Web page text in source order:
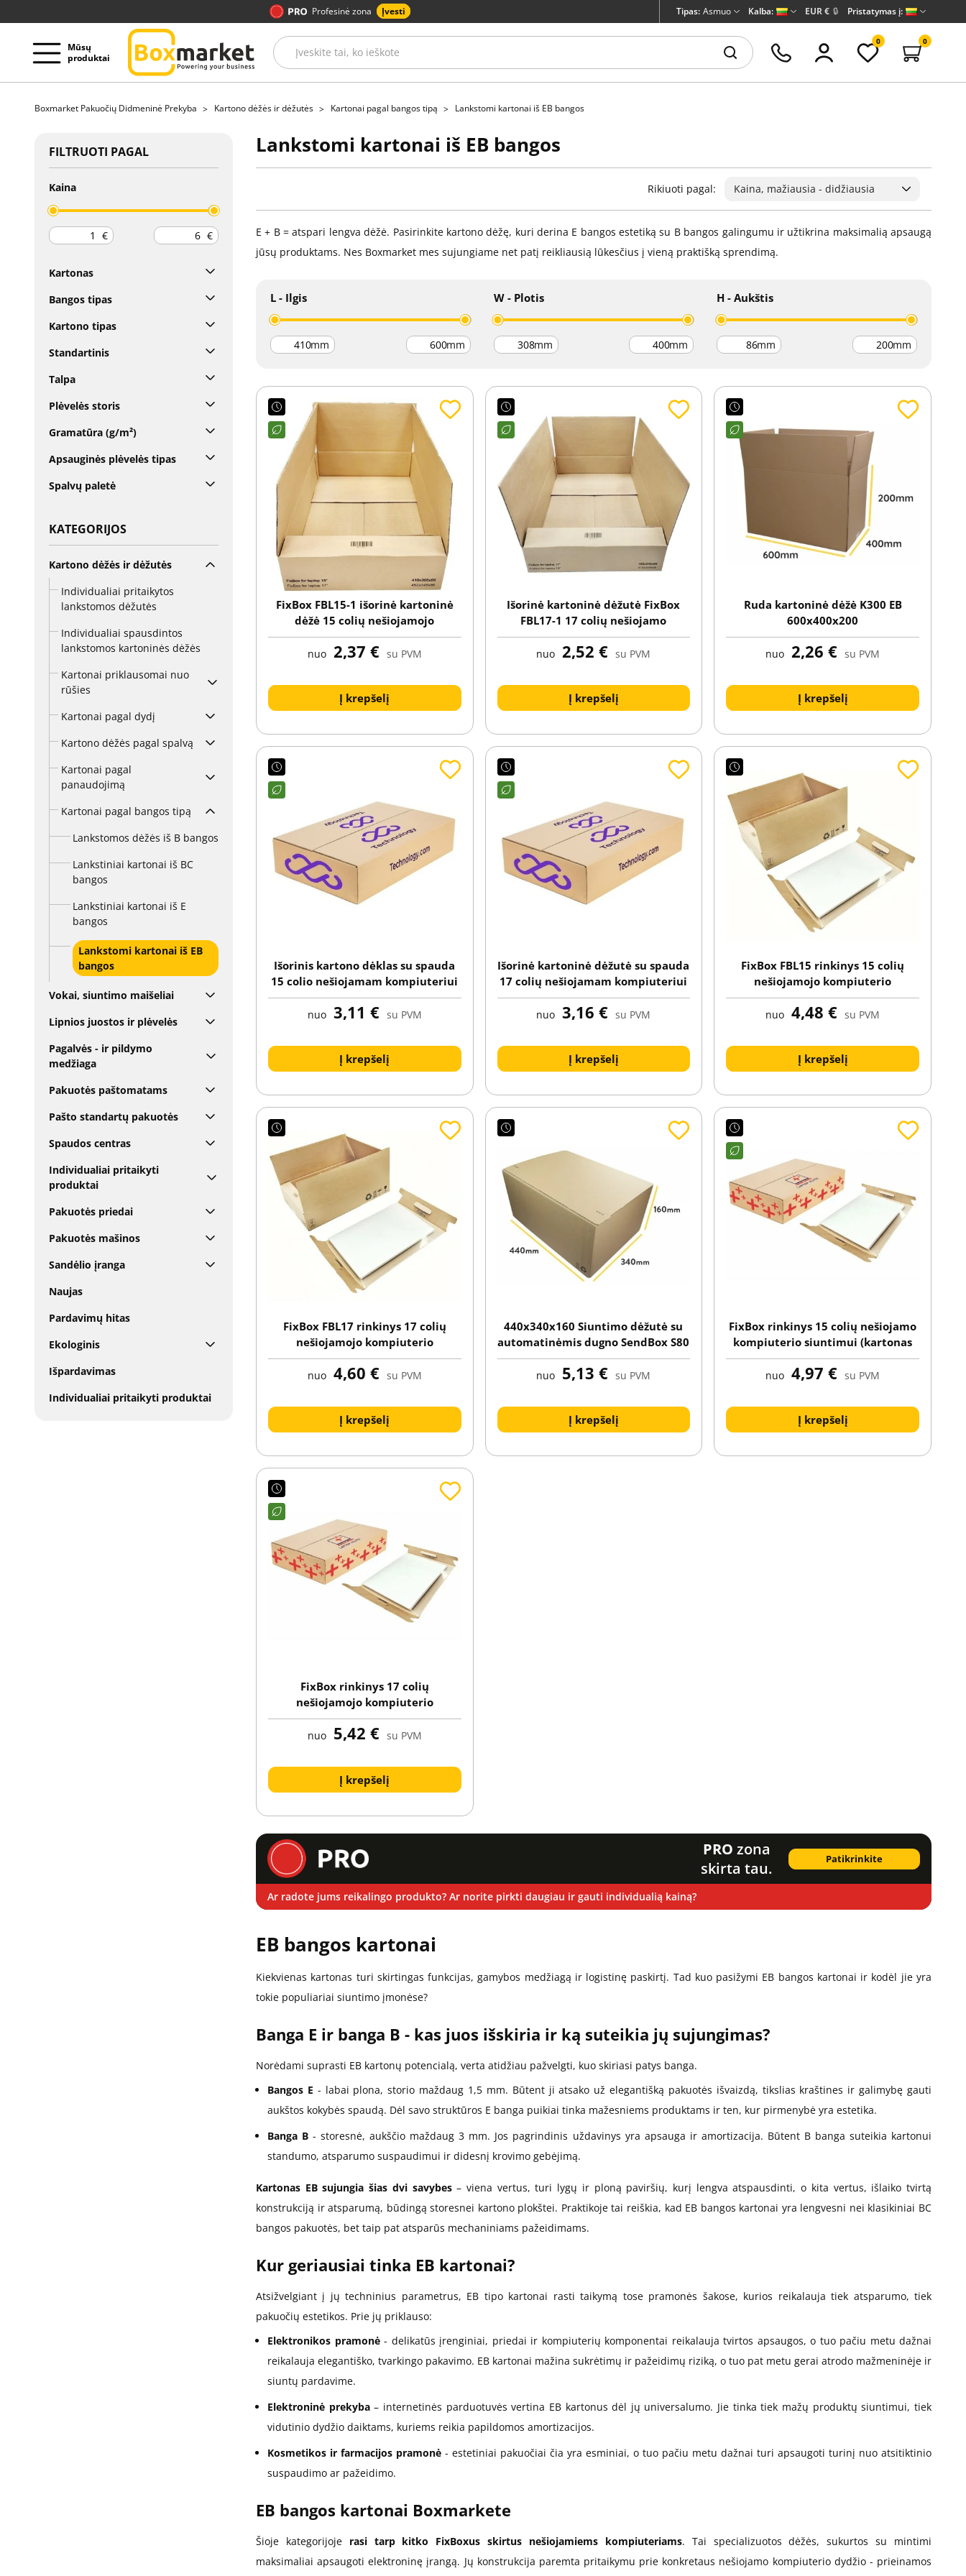
Profesinė zona Įvesti Tipas: Asmuo Kalba: EUR € 🔒 Pristatymas į:
Mūsų
produktai
0 0
Boxmarket Pakuočių Didmeninė Prekyba Kartono dėžės ir dėžutės Kartonai pagal bangos tipą Lankstomi kartonai iš EB bangos
FILTRUOTI PAGAL
Kaina
€ €
Kartonas
Bangos tipas
Kartono tipas
Standartinis
Talpa
Plėvelės storis
Gramatūra (g/m²)
Apsauginės plėvelės tipas
Spalvų paletė
KATEGORIJOS
Kartono dėžės ir dėžutės
Individualiai pritaikytos
lankstomos dėžutės
Individualiai spausdintos
lankstomos kartoninės dėžės
Kartonai priklausomai nuo
rūšies
Kartonai pagal dydį
Kartono dėžės pagal spalvą
Kartonai pagal
panaudojimą
Kartonai pagal bangos tipą
Lankstomos dėžės iš B bangos
Lankstiniai kartonai iš BC
bangos
Lankstiniai kartonai iš E
bangos
Lankstomi kartonai iš EB
bangos
Vokai, siuntimo maišeliai
Lipnios juostos ir plėvelės
Pagalvės - ir pildymo
medžiaga
Pakuotės paštomatams
Pašto standartų pakuotės
Spaudos centras
Individualiai pritaikyti
produktai
Pakuotės priedai
Pakuotės mašinos
Sandėlio įranga
Naujas
Pardavimų hitas
Ekologinis
Išpardavimas
Individualiai pritaikyti produktai
Lankstomi kartonai iš EB bangos
Rikiuoti pagal: Kaina, mažiausia - didžiausia
E + B = atspari lengva dėžė. Pasirinkite kartono dėžę, kuri derina E bangos estetiką su B bangos galingumu ir užtikrina maksimalią apsaugą
jūsų produktams. Nes Boxmarket mes sujungiame net patį reikliausią lūkesčius į vieną praktišką sprendimą.
L - Ilgis
mm mm
W - Plotis
mm mm
H - Aukštis
mm mm
FixBox FBL15-1 išorinė kartoninė
dėžė 15 colių nešiojamojo
kompiuterio siuntimui
nuo 2,37 € su PVM
Į krepšelį
Išorinė kartoninė dėžutė FixBox
FBL17-1 17 colių nešiojamo
kompiuterio siuntimui
nuo 2,52 € su PVM
Į krepšelį
Ruda kartoninė dėžė K300 EB
600x400x200
nuo 2,26 € su PVM
Į krepšelį
Išorinis kartono dėklas su spauda
15 colio nešiojamam kompiuteriui
nuo 3,11 € su PVM
Į krepšelį
Išorinė kartoninė dėžutė su spauda
17 colių nešiojamam kompiuteriui
nuo 3,16 € su PVM
Į krepšelį
FixBox FBL15 rinkinys 15 colių
nešiojamojo kompiuterio
siuntimui (kartonas + įterptuvė su
saugančia plėvele)
nuo 4,48 € su PVM
Į krepšelį
FixBox FBL17 rinkinys 17 colių
nešiojamojo kompiuterio
siuntimui (kartonas + įterpė su
apsauginiu plėvele)
nuo 4,60 € su PVM
Į krepšelį
440x340x160 Siuntimo dėžutė su
automatinėmis dugno SendBox S80
nuo 5,13 € su PVM
Į krepšelį
FixBox rinkinys 15 colių nešiojamo
kompiuterio siuntimui (kartonas
su spauda + įterpimas su
apsauginiu plėvele)
nuo 4,97 € su PVM
Į krepšelį
FixBox rinkinys 17 colių
nešiojamojo kompiuterio
siuntimui (kartonas su spauda +
įterpimas su apsauginiu plėveliu)
nuo 5,42 € su PVM
Į krepšelį
PRO zona
skirta tau.
Patikrinkite
Ar radote jums reikalingo produkto? Ar norite pirkti daugiau ir gauti individualią kainą?
EB bangos kartonai
Kiekvienas kartonas turi skirtingas funkcijas, gamybos medžiagą ir logistinę paskirtį. Tad kuo pasižymi EB bangos kartonai ir kodėl jie yra
tokie populiariai siuntimo įmonėse?
Banga E ir banga B - kas juos išskiria ir ką suteikia jų sujungimas?
Norėdami suprasti EB kartonų potencialą, verta atidžiau pažvelgti, kuo skiriasi patys banga.
Bangos E - labai plona, storio maždaug 1,5 mm. Būtent ji atsako už elegantišką pakuotės išvaizdą, tikslias kraštines ir galimybę gauti
aukštos kokybės spaudą. Dėl savo struktūros E banga puikiai tinka mažesniems produktams ir ten, kur pirmenybė yra estetika.
Banga B - storesnė, aukščio maždaug 3 mm. Jos pagrindinis uždavinys yra apsauga ir amortizacija. Būtent B banga suteikia kartonui
standumo, atsparumo suspaudimui ir didesnį krovimo gebėjimą.
Kartonas EB sujungia šias dvi savybes– viena vertus, turi lygų ir ploną paviršių, kurį lengva atspausdinti, o kita vertus, išlaiko tvirtą
konstrukciją ir atsparumą, būdingą storesnei kartono plokštei. Praktikoje tai reiškia, kad EB bangos kartonai yra lengvesni nei klasikiniai BC
bangos pakuotės, bet taip pat atsparūs mechaniniams pažeidimams.
Kur geriausiai tinka EB kartonai?
Atsižvelgiant į jų techninius parametrus, EB tipo kartonai rasti taikymą tose pramonės šakose, kurios reikalauja tiek atsparumo, tiek
pakuočių estetikos. Prie jų priklauso:
Elektronikos pramonė- delikatūs įrenginiai, priedai ir kompiuterių komponentai reikalauja tvirtos apsaugos, o tuo pačiu metu dažnai
reikalauja elegantiško, tvarkingo pakavimo. EB kartonai mažina sukrėtimų ir pažeidimų riziką, o tuo pat metu gerai atrodo mažmeninėje ir
siuntų pardavime.
Elektroninė prekyba– internetinės parduotuvės vertina EB kartonus dėl jų universalumo. Jie tinka tiek mažų produktų siuntimui, tiek
vidutinio dydžio daiktams, kuriems reikia papildomos amortizacijos.
Kosmetikos ir farmacijos pramonė - estetiniai pakuočiai čia yra esminiai, o tuo pačiu metu dažnai turi apsaugoti turinį nuo atsitiktinio
suspaudimo ar pažeidimo.
EB bangos kartonai Boxmarkete
Šioje kategorijoje rasi tarp kitko FixBoxus skirtus nešiojamiems kompiuteriams. Tai specializuotos dėžės, sukurtos su mintimi
maksimaliai apsaugoti elektroninę įrangą. Jų konstrukcija paremta pritaikymu prie konkretaus nešiojamo kompiuterio dydžio - prieinamos